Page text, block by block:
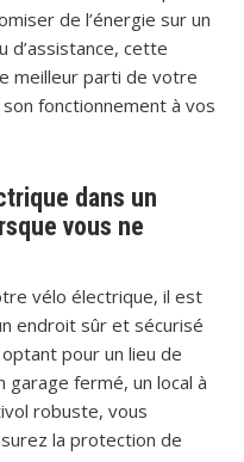
de l’énergie sur un
d’assistance, cette
meilleur parti de votre
fonctionnement à vos
dans un
vous ne
vélo électrique, il est
endroit sûr et sécurisé
pour un lieu de
garage fermé, un local à
robuste, vous
la protection de